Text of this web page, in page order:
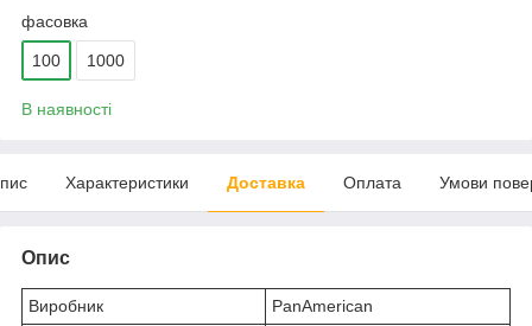
фасовка
100 1000
В наявності
Характеристики Доставка Оплата Умови
Опис
Виробник
PanAmerican